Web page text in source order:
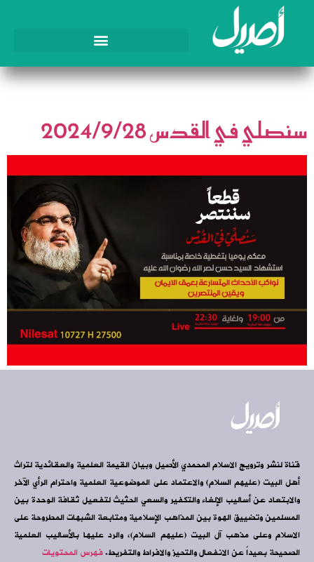
اليوم:28 سبتمبر، 2024
سنصلي في القدس 2024/9/28
قناة لنشر وترويج الاسلام المحمدي الأصيل وبيان القيمة العلمية والعقائدية لتراث
أهل البيت (عليهم السلام) والاعتماد على الموضوعية العلمية واحترام الرأي الآخر
والابتعاد عن أساليب الإلغاء والتكفير والسعي الحثيث لتفعيل ثقافة الوحدة بين
المسلمين وتضييق الهوة بين المذاهب الإسلامية ومتابعة الشبهات المطروحة على
الاسلام وعلى مذهب آل البيت (عليهم السلام)، والرد عليها بالأساليب العلمية
الصحيحة بعيداً عن الانفعال والتحيز والافراط والتفريط.فهرس المحتويات